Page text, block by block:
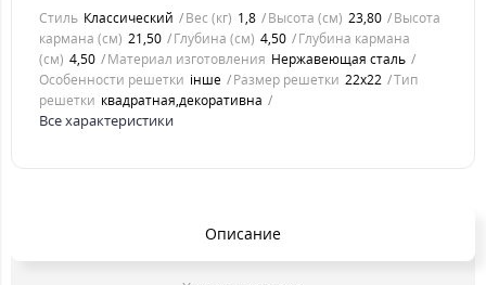
Стиль Классический Вес (кг) 1,8 Высота (см) 23,80
Высота
кармана (см) 21,50 Глубина (см) 4,50
Глубина кармана
(см) 4,50 Материал изготовления Нержавеющая сталь
Особенности решетки інше Размер решетки 22x22
Тип
решетки квадратная,декоративна
Все характеристики
Описание